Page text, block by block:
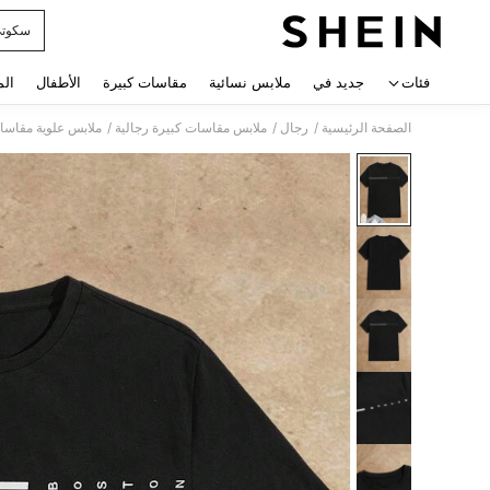
فئات جديد في ملابس نسائية مقاسات كبيرة الأطفال
الصفحة الرئيسية / رجال / ملابس مقاسات كبيرة رجالية / ملابس علوية